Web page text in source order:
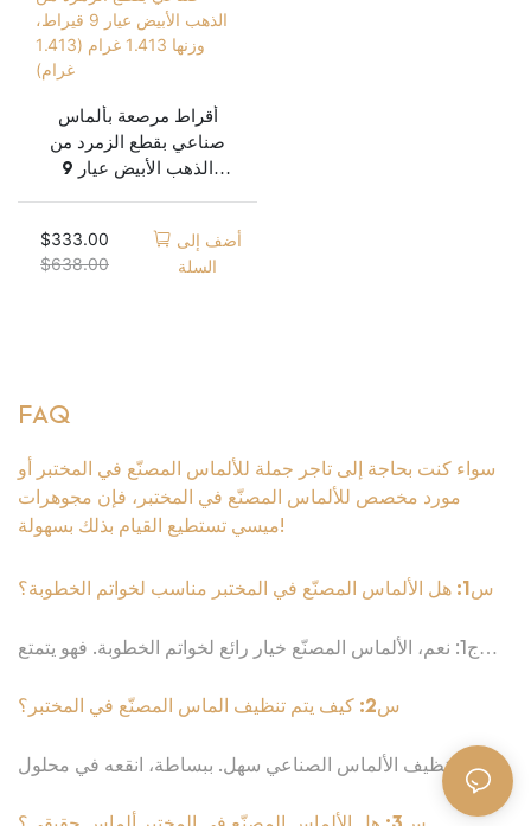
أقراط مرصعة بألماس
صناعي بقطع الزمرد من
الذهب الأبيض عيار 9
$333.00
$638.00
أضف إلى
السلة
FAQ
سواء كنت بحاجة إلى تاجر جملة للألماس المصنّع في المختبر أو
مورد مخصص للألماس المصنّع في المختبر، فإن مجوهرات
ميسي تستطيع القيام بذلك بسهولة!
س1: هل الألماس المصنّع في المختبر مناسب لخواتم الخطوبة؟
ج1: نعم، الألماس المصنّع خيار رائع لخواتم الخطوبة. فهو يتمتع
تكلفة وأكثر مراعاةً للبيئة. اختيار الألماس المصنّع في المختبر
س2: كيف يتم تنظيف الماس المصنّع في المختبر؟
ج٢: تنظيف الألماس الصناعي سهل. ببساطة، انقعه في محلول
من الماء الدافئ وسائل غسيل الأطباق اللطيف لبضع دقائق، ثم